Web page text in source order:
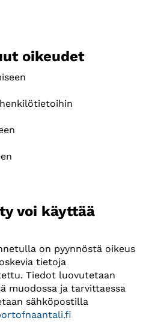
oikeudet
voi käyttää
on pyynnöstä oikeus
tietoja
Tiedot luovutetaan
muodossa ja tarvittaessa
sähköpostilla